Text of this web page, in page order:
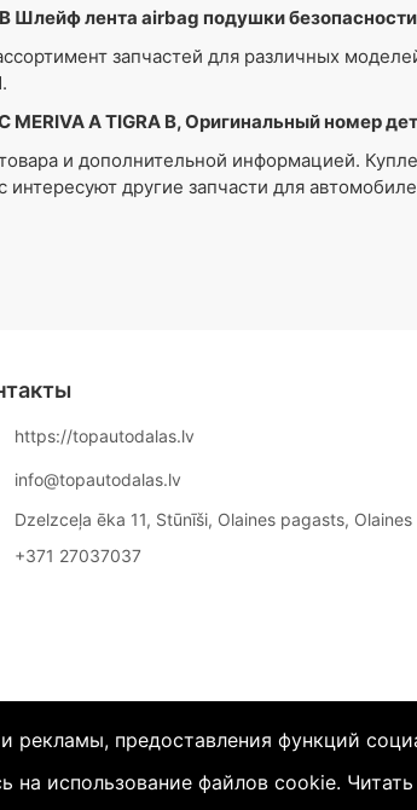
B Шлейф лента airbag подушки
запчастей для различных
MERIVA A TIGRA B, Оригинальный номер
и дополнительной информацией.
интересуют другие запчасти для
https://topautodalas.lv
info@topautodalas.lv
Dzelzceļa ēka 11, Stūnīši, Olaines pagasts,
+371 27037037‬
предоставления функций
на использование файлов cookie.